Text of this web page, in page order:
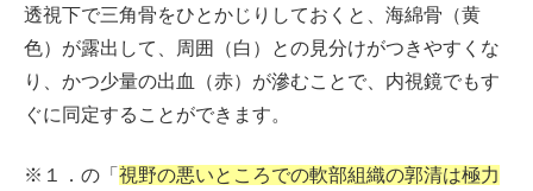
透視下で三角骨をひとかじりしておくと、海綿骨（黄
色）が露出して、周囲（白）との見分けがつきやすくな
り、かつ少量の出血（赤）が滲むことで、内視鏡でもす
ぐに同定することができます。
※１．の「 視野の悪いところでの軟部組織の郭清は極力